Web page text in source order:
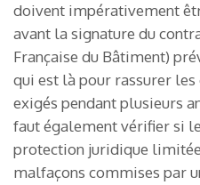
doivent impérativement
avant la signature du
Française du Bâtiment)
qui est là pour rassurer
exigés pendant plusieurs
faut également vérifier si
protection juridique
malfaçons commises par